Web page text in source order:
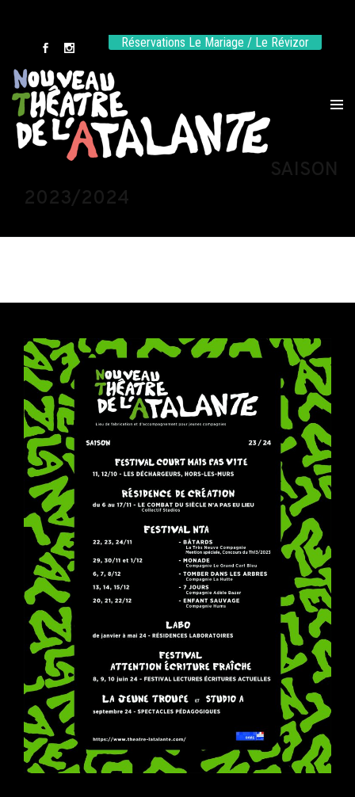
Réservations Le Mariage / Le Révizor
SAISON
2023/2024